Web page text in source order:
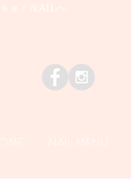
ｅａｒＮAILへ